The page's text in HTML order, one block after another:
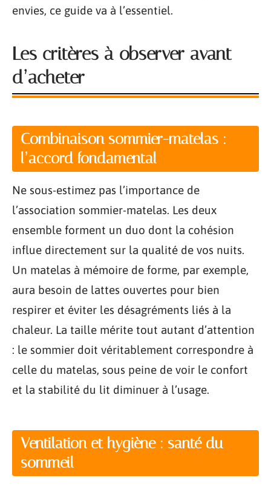
envies, ce guide va à l’essentiel.
Les critères à observer avant
d’acheter
Combinaison sommier-matelas :
l’accord fondamental
Ne sous-estimez pas l’importance de
l’association sommier-matelas. Les deux
ensemble forment un duo dont la cohésion
influe directement sur la qualité de vos nuits.
Un matelas à mémoire de forme, par exemple,
aura besoin de lattes ouvertes pour bien
respirer et éviter les désagréments liés à la
chaleur. La taille mérite tout autant d’attention
: le sommier doit véritablement correspondre à
celle du matelas, sous peine de voir le confort
et la stabilité du lit diminuer à l’usage.
Ventilation et hygiène : santé du
sommeil